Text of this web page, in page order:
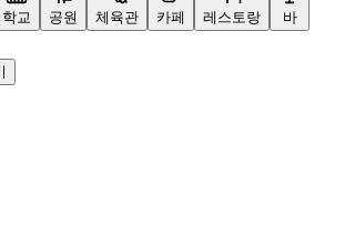
학교 공원 체육관 카페 레스토랑 바